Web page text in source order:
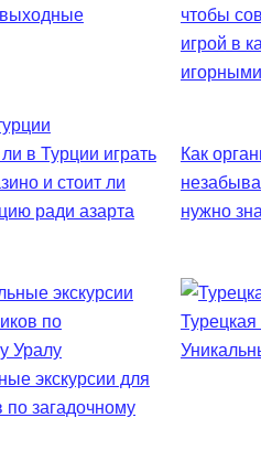
чтобы
игрой в
в Турции играть
и стоит ли
ради азарта
Как
нужно
экскурсии для
по загадочному